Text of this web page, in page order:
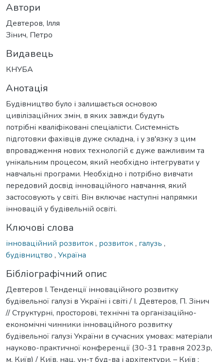
Автори
Девтеров, Ілля
Зінич, Петро
Видавець
КНУБА
Анотація
Будівництво було і залишається основою
цивілізаційних змін, в яких завжди будуть
потрібні кваліфіковані спеціалісти. Системність
підготовки фахівців дуже складна, і у зв'язку з цим
впровадження нових технологій є дуже важливим та
унікальним процесом, який необхідно інтегрувати у
навчальні програми. Необхідно і потрібно вивчати
передовий досвід інноваційного навчання, який
застосовують у світі. Він включає наступні напрямки
інновацій у будівельній освіті.
Ключові слова
інноваційний розвиток, розвиток, галузь ,
будівництво , Україна
Бібліографічний опис
Девтеров І. Тенденції інноваційного розвитку
будівельної галузі в Україні і світі / І. Девтеров, П. Зінич
// Структурні, просторові, технічні та організаційно-
економічні чинники інноваційного розвитку
будівельної галузі України в сучасних умовах: матеріали
науково-практичної конференції (30-31 травня 2023р,
м. Київ) / Київ. нац. ун-т буд-ва і архітектури. – Київ :